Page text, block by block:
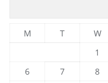
M T W
1
6
7 8